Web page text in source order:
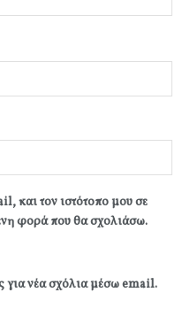
και τον ιστότοπο μου σε
φορά που θα σχολιάσω.
για νέα σχόλια μέσω email.